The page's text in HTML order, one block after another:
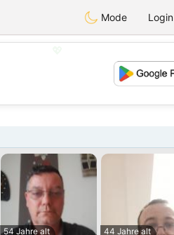
Mode Login
54 Jahre alt
44 Jahre alt